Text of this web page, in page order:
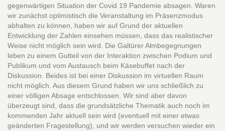
gegenwärtigen Situation der Covid 19 Pandemie absagen. Waren
wir zunächst optimistisch die Veranstaltung im Präsenzmodus
abhalten zu können, haben wir auf Grund der aktuellen
Entwicklung der Zahlen einsehen müssen, dass das realistischer
Weise nicht möglich sein wird. Die Galtürer Almbegegnungen
leben zu einem Gutteil von der Interaktion zwischen Podium und
Publikum und vom Austausch beim Käsebuffet nach der
Diskussion. Beides ist bei einer Diskussion im virtuellen Raum
nicht möglich. Aus diesem Grund haben wir uns schließlich zu
einer völligen Absage entschlossen. Wir sind aber davon
überzeugt sind, dass die grundsätzliche Thematik auch noch im
kommenden Jahr aktuell sein wird (eventuell mit einer etwas
geänderten Fragestellung), und wir werden versuchen wieder ein